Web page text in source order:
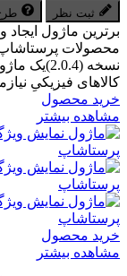
ثبت نظر
برترین ماژول
نسخه
کالاهای فیزیکیِ
خرید محصول
مشاهده بیشتر
خرید محصول
مشاهده بیشتر